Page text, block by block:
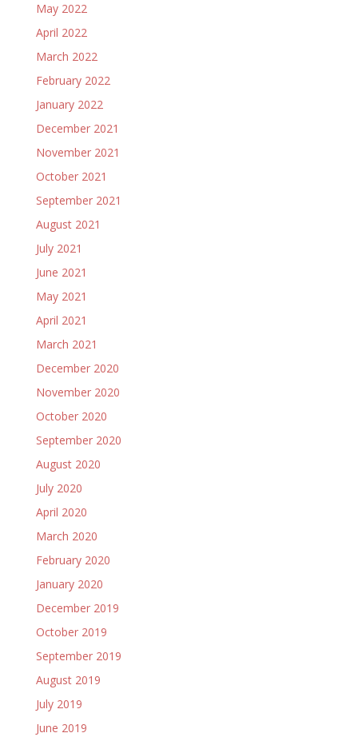
May 2022
April 2022
March 2022
February 2022
January 2022
December 2021
November 2021
October 2021
September 2021
August 2021
July 2021
June 2021
May 2021
April 2021
March 2021
December 2020
November 2020
October 2020
September 2020
August 2020
July 2020
April 2020
March 2020
February 2020
January 2020
December 2019
October 2019
September 2019
August 2019
July 2019
June 2019